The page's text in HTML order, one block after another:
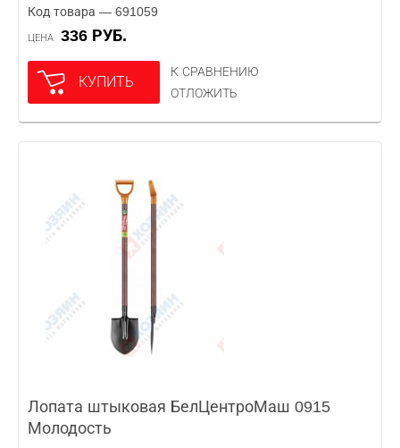
Код товара — 691059
ЦЕНА 336 РУБ.
КУПИТЬ
К СРАВНЕНИЮ
ОТЛОЖИТЬ
Лопата штыковая БелЦентроМаш 0915
Молодость